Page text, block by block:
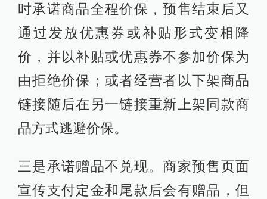
时承诺商品全程价保，预售结束后又
通过发放优惠券或补贴形式变相降
价，并以补贴或优惠券不参加价保为
由拒绝价保；或者经营者以下架商品
链接随后在另一链接重新上架同款商
品方式逃避价保。
三是承诺赠品不兑现。商家预售页面
宣传支付定金和尾款后会有赠品，但